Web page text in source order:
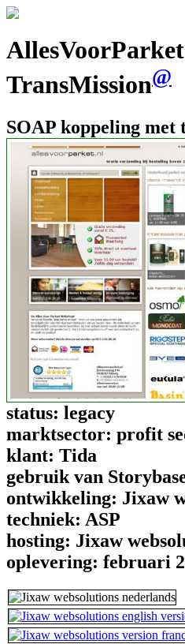
TransMission@
SOAP koppeling
status: legacy
marktsector: profit
klant: Tida
gebruik van
ontwikkeling: Jixaw
techniek: ASP
hosting: Jixaw
oplevering: februari